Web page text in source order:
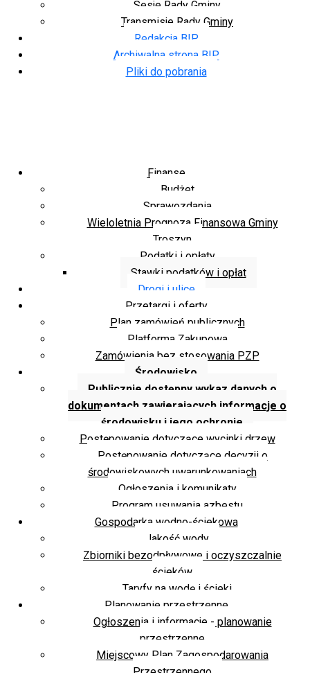
Sesje Rady Gminy
Transmisje Rady Gminy
Redakcja BIP
Archiwalna strona BIP
Pliki do pobrania
Finanse
Budżet
Sprawozdania
Wieloletnia Prognoza Finansowa Gminy
Troszyn
Podatki i opłaty
Stawki podatków i opłat
Drogi i ulice
Przetargi i oferty
Plan zamówień publicznych
Platforma Zakupowa
Zamówienia bez stosowania PZP
Środowisko
Publicznie dostępny wykaz danych o
dokumentach zawierających informacje o
środowisku i jego ochronie
Postępowanie dotyczące wycinki drzew
Postępowanie dotyczące decyzji o
środowiskowych uwarunkowaniach
Ogłoszenia i komunikaty
Program usuwania azbestu
Gospodarka wodno-ściekowa
Jakość wody
Zbiorniki bezodpływowe i oczyszczalnie
ścieków
Taryfy na wodę i ścieki
Planowanie przestrzenne
Ogłoszenia i informacje - planowanie
przestrzenne
Miejscowy Plan Zagospodarowania
Przestrzennego